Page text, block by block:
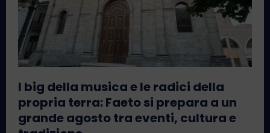
I big della musica e le radici della
propria terra: Faeto si prepara a un
grande agosto tra eventi, cultura e